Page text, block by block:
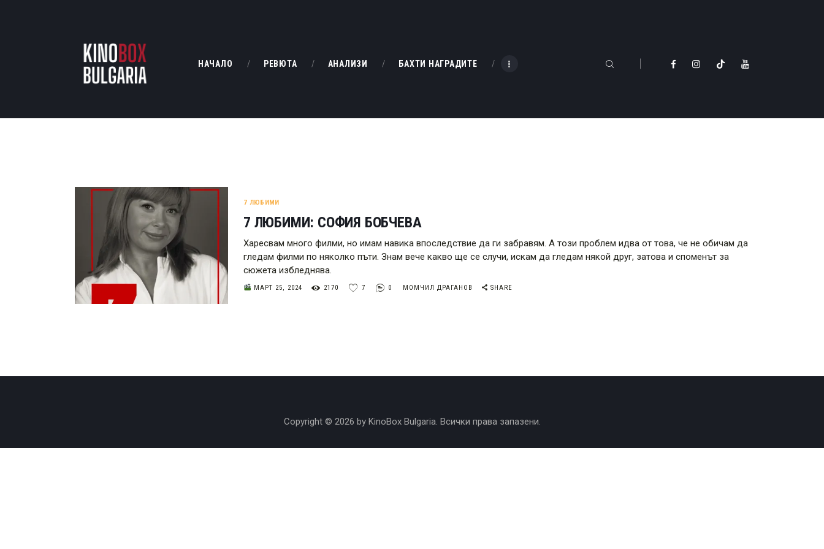
НАЧАЛО РЕВЮТА АНАЛИЗИ БАХТИ НАГРАДИТЕ
РЕВЮТА
БАХТИ НАГРАДИТЕ
ЗА НАС
7 ЛЮБИМИ
7 ЛЮБИМИ: СОФИЯ БОБЧЕВА
Харесвам много филми, но имам навика впоследствие да ги забравям. А този проблем идва от това, че не обичам да
гледам филми по няколко пъти. Знам вече какво ще се случи, искам да гледам някой друг, затова и споменът за
сюжета избледнява.
МАРТ 25, 2024 2170 7 0 МОМЧИЛ ДРАГАНОВ SHARE
Copyright © 2026 by KinoBox Bulgaria. Всички права запазени.